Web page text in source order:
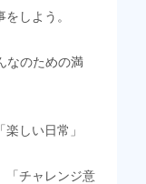
しよう。
なのための満
しい日常」
「チャレンジ意